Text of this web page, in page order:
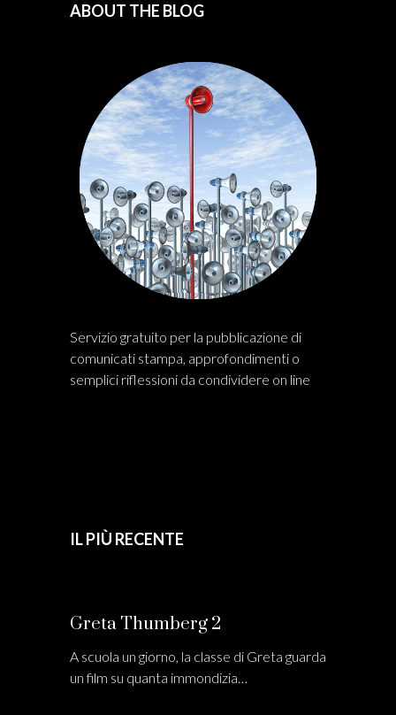
ABOUT THE BLOG
Servizio gratuito per la pubblicazione di
comunicati stampa, approfondimenti o
semplici riflessioni da condividere on line
IL PIÙ RECENTE
Greta Thumberg 2
A scuola un giorno, la classe di Greta guarda
un film su quanta immondizia…